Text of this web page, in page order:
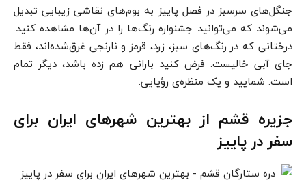
جنگل‌های سرسبز در فصل پاییز به بوم‌های نقاشی زیبایی تبدیل
می‌شوند که می‌توانید جشنواره رنگ‌ها را در آن‌ها مشاهده کنید.
درختانی که در رنگ‌های سبز، زرد، قرمز و نارنجی غرق‌شده‌اند، فقط
جای آبی خالیست. فرض کنید بارانی هم زده باشد، دیگر تمام
است. شمایید و یک منظره‌ی رؤیایی.
جزیره قشم از بهترین شهرهای ایران برای
سفر در پاییز